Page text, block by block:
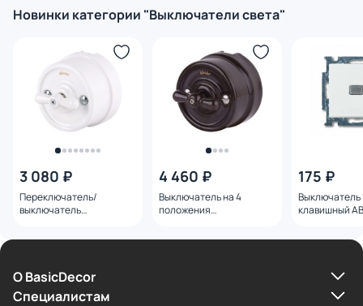
Новинки категории "Выключатели света"
3 080 ₽
Переключатель/
выключатель
4 460 ₽
Выключатель на 4
положения
175 ₽
Выключатель
клавишный
О BasicDecor
Cпециалистам